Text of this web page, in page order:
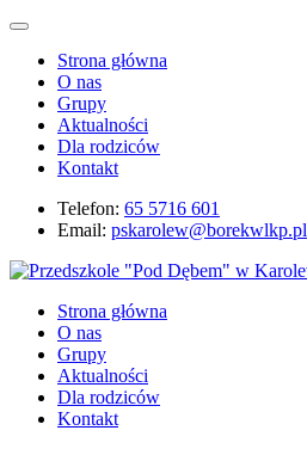
Strona główna
O nas
Grupy
Aktualności
Dla rodziców
Kontakt
Telefon: 65 5716 601
Email: pskarolew@borekwlkp.pl
Strona główna
O nas
Grupy
Aktualności
Dla rodziców
Kontakt